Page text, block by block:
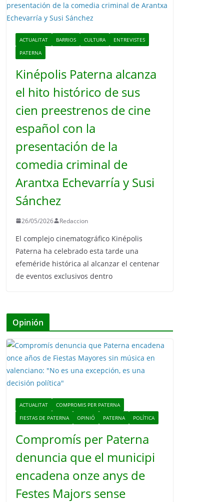
ACTUALITAT BARRIOS CULTURA
ENTREVISTES
PATERNA
Kinépolis Paterna alcanza
el hito histórico de sus
cien preestrenos de cine
español con la
presentación de la
comedia criminal de
Arantxa Echevarría y Susi
Sánchez
26/05/2026 Redaccion
El complejo cinematográfico Kinépolis
Paterna ha celebrado esta tarde una
efeméride histórica al alcanzar el centenar
de eventos exclusivos dentro
Opinión
ACTUALITAT
COMPROMIS PER PATERNA
FIESTAS DE PATERNA
OPINIÓ PATERNA POLÍTICA
Compromís per Paterna
denuncia que el municipi
encadena onze anys de
Festes Majors sense